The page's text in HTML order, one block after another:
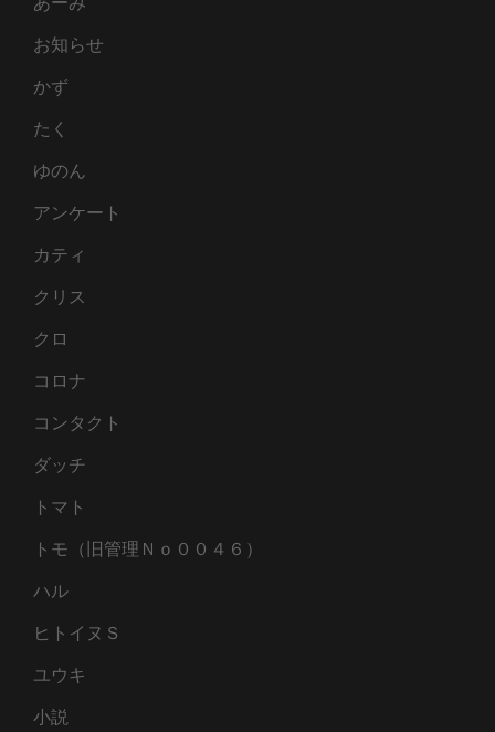
お知らせ
かず
たく
ゆのん
アンケート
カティ
クリス
クロ
コロナ
コンタクト
ダッチ
トマト
トモ（旧管理Ｎｏ００４６）
ハル
ヒトイヌＳ
ユウキ
小説